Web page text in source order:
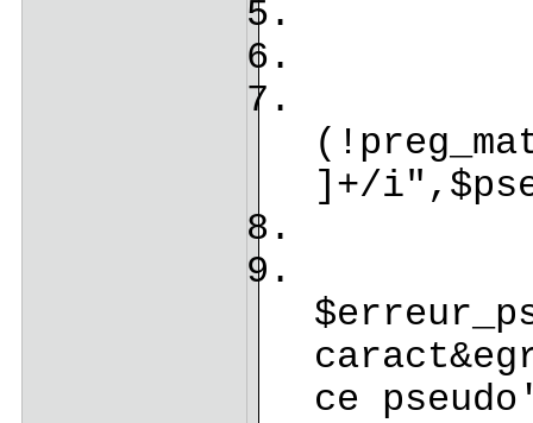
]+/
ce